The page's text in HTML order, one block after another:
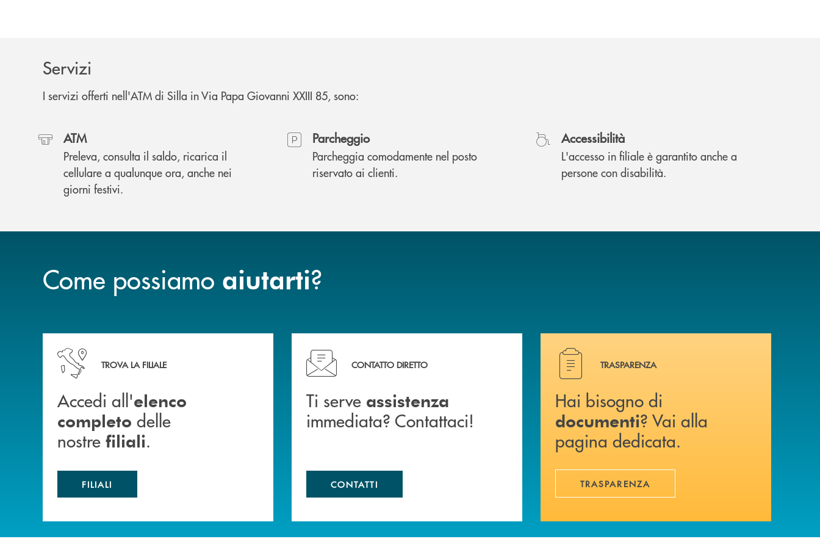
Servizi
I servizi offerti nell'ATM di Silla in Via Papa Giovanni XXIII 85, sono:
ATM
Preleva, consulta il saldo, ricarica il
cellulare a qualunque ora, anche nei
giorni festivi.
Parcheggio
Parcheggia comodamente nel posto
riservato ai clienti.
Accessibilità
L'accesso in filiale è garantito anche a
persone con disabilità.
Come possiamo aiutarti?
Accedi all' elenco completo delle nostre&nbsp; filiali .
TROVA LA FILIALE
Accedi all'elenco
completo delle
nostre filiali.
FILIALI
Ti serve assistenza immediata? Contattaci!
CONTATTO DIRETTO
Ti serve assistenza
immediata? Contattaci!
CONTATTI
Hai bisogno di documenti ? Vai alla pagina dedicata.
TRASPARENZA
Hai bisogno di
documenti? Vai alla
pagina dedicata.
TRASPARENZA